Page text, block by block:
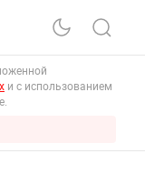
и с использованием